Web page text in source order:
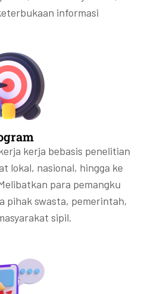
informasi
kerja bebasis penelitian
lokal, nasional, hingga ke
para pemangku
pihak swasta, pemerintah,
sipil.